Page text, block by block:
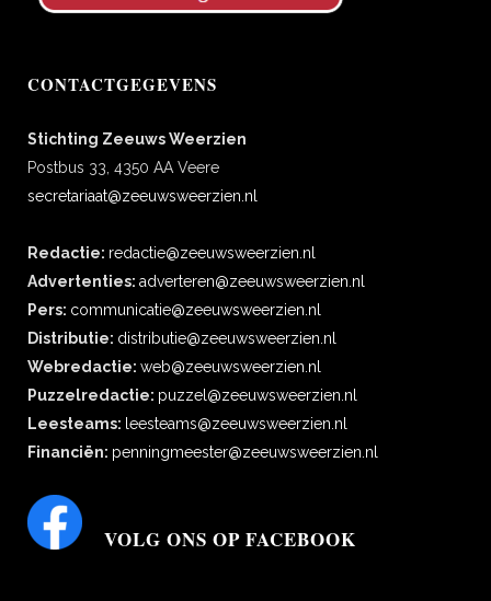
CONTACTGEGEVENS
Stichting Zeeuws Weerzien
Postbus 33, 4350 AA Veere
secretariaat@zeeuwsweerzien.nl
Redactie: redactie@zeeuwsweerzien.nl
Advertenties: adverteren@zeeuwsweerzien.nl
Pers: communicatie@zeeuwsweerzien.nl
Distributie: distributie@zeeuwsweerzien.nl
Webredactie: web@zeeuwsweerzien.nl
Puzzelredactie: puzzel@zeeuwsweerzien.nl
Leesteams: leesteams@zeeuwsweerzien.nl
Financiën: penningmeester@zeeuwsweerzien.nl
VOLG ONS OP FACEBOOK